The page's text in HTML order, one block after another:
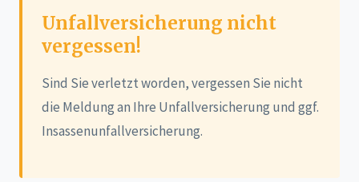
Unfallversicherung nicht
vergessen!
Sind Sie verletzt worden, vergessen Sie nicht
die Meldung an Ihre Unfallversicherung und ggf.
Insassenunfallversicherung.